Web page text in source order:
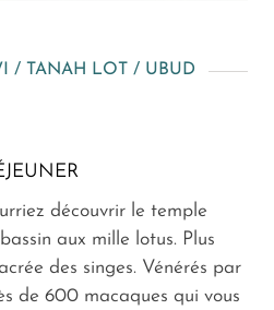
/ TANAH LOT / UBUD
découvrir le temple
aux mille lotus. Plus
des singes. Vénérés par
de 600 macaques qui vous